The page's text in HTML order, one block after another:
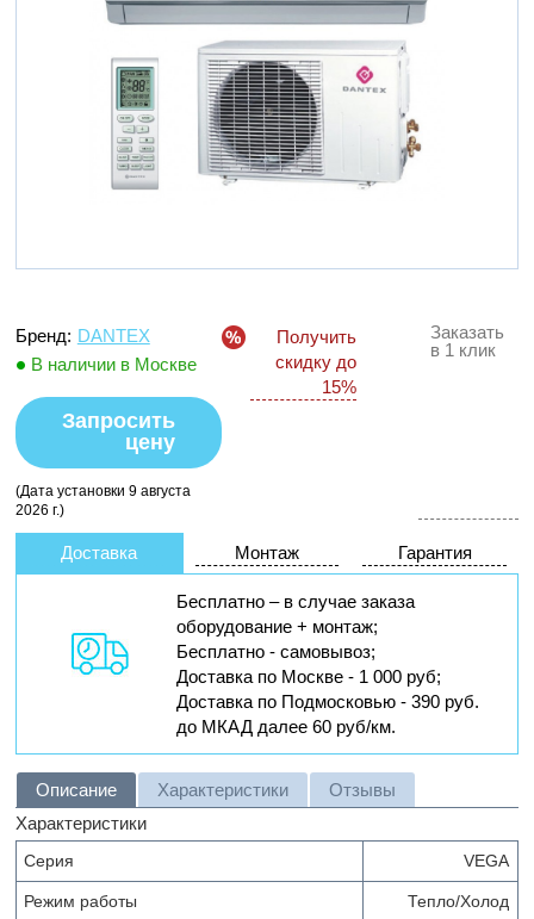
Бренд: DANTEX
В наличии в Москве
Запросить
цену
(Дата установки 9 августа
2026 г.)
Получить
скидку до
15%
Заказать
в 1 клик
Доставка Монтаж Гарантия
Бесплатно – в случае заказа
оборудование + монтаж;
Бесплатно - самовывоз;
Доставка по Москве - 1 000 руб;
Доставка по Подмосковью - 390 руб.
до МКАД далее 60 руб/км.
Описание Характеристики
Отзывы
Характеристики
Серия VEGA
Режим работы Тепло/Холод